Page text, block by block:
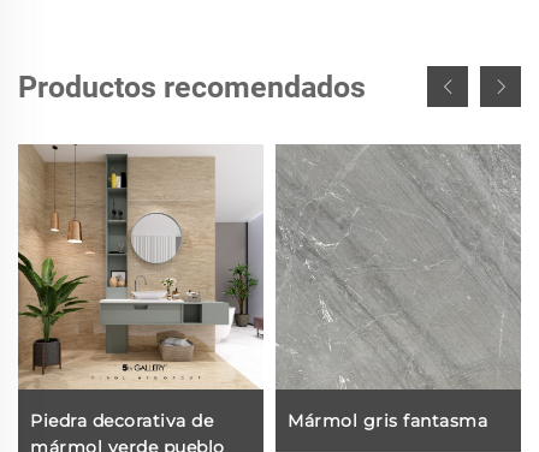
Productos recomendados
Piedra decorativa de
mármol verde pueblo
Mármol gris fantasma